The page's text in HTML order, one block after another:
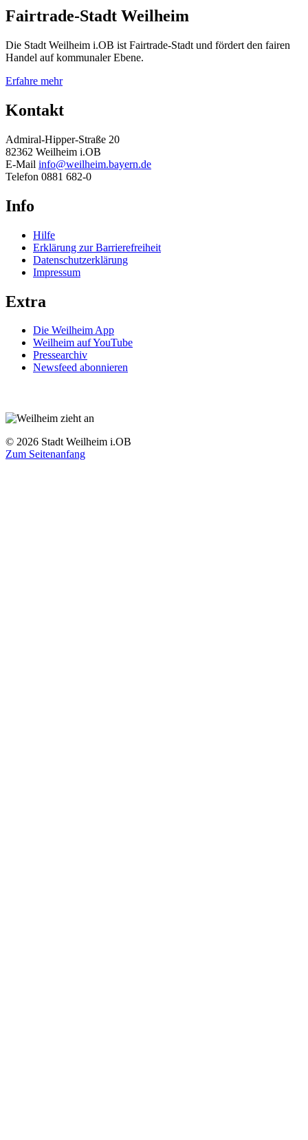
Fairtrade-Stadt Weilheim
Die Stadt Weilheim i.OB ist Fairtrade-Stadt und fördert den fairen
Handel auf kommunaler Ebene.
Erfahre mehr
Kontakt
Admiral-Hipper-Straße 20
82362 Weilheim i.OB
E-Mail info@weilheim.bayern.de
Telefon 0881 682-0
Info
Hilfe
Erklärung zur Barrierefreiheit
Datenschutzerklärung
Impressum
Extra
Die Weilheim App
Weilheim auf YouTube
Pressearchiv
Newsfeed abonnieren
© 2026 Stadt Weilheim i.OB
Zum Seitenanfang